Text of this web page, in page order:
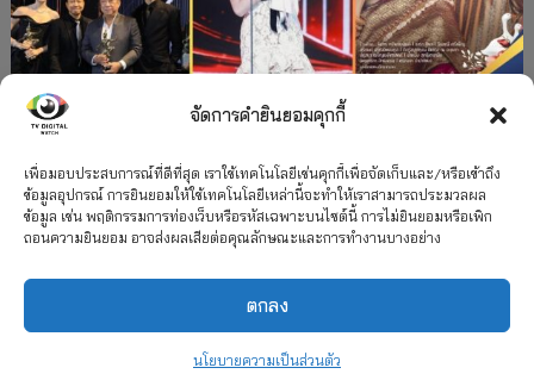
จัดการคำยินยอมคุกกี้
เพื่อมอบประสบการณ์ที่ดีที่สุด เราใช้เทคโนโลยีเช่นคุกกี้เพื่อจัดเก็บและ/หรือเข้าถึง
ข้อมูลอุปกรณ์ การยินยอมให้ใช้เทคโนโลยีเหล่านี้จะทำให้เราสามารถประมวลผล
ข้อมูล เช่น พฤติกรรมการท่องเว็บหรือรหัสเฉพาะบนไซต์นี้ การไม่ยินยอมหรือเพิก
ถอนความยินยอม อาจส่งผลเสียต่อคุณลักษณะและการทำงานบางอย่าง
ตกลง
นโยบายความเป็นส่วนตัว
”คุณพี่เจ้าขาดิฉันเป็นห่านมิใช่หงส์” กวาดรางวัล
เพียบ จาก 8 เวที
2026 TV Digital Watch All Rights Reserved.
รวมเรตติ้ง 2018-2022
สื่อวีดิทัศน์